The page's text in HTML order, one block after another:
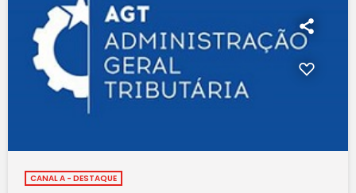
CANAL A - DESTAQUE